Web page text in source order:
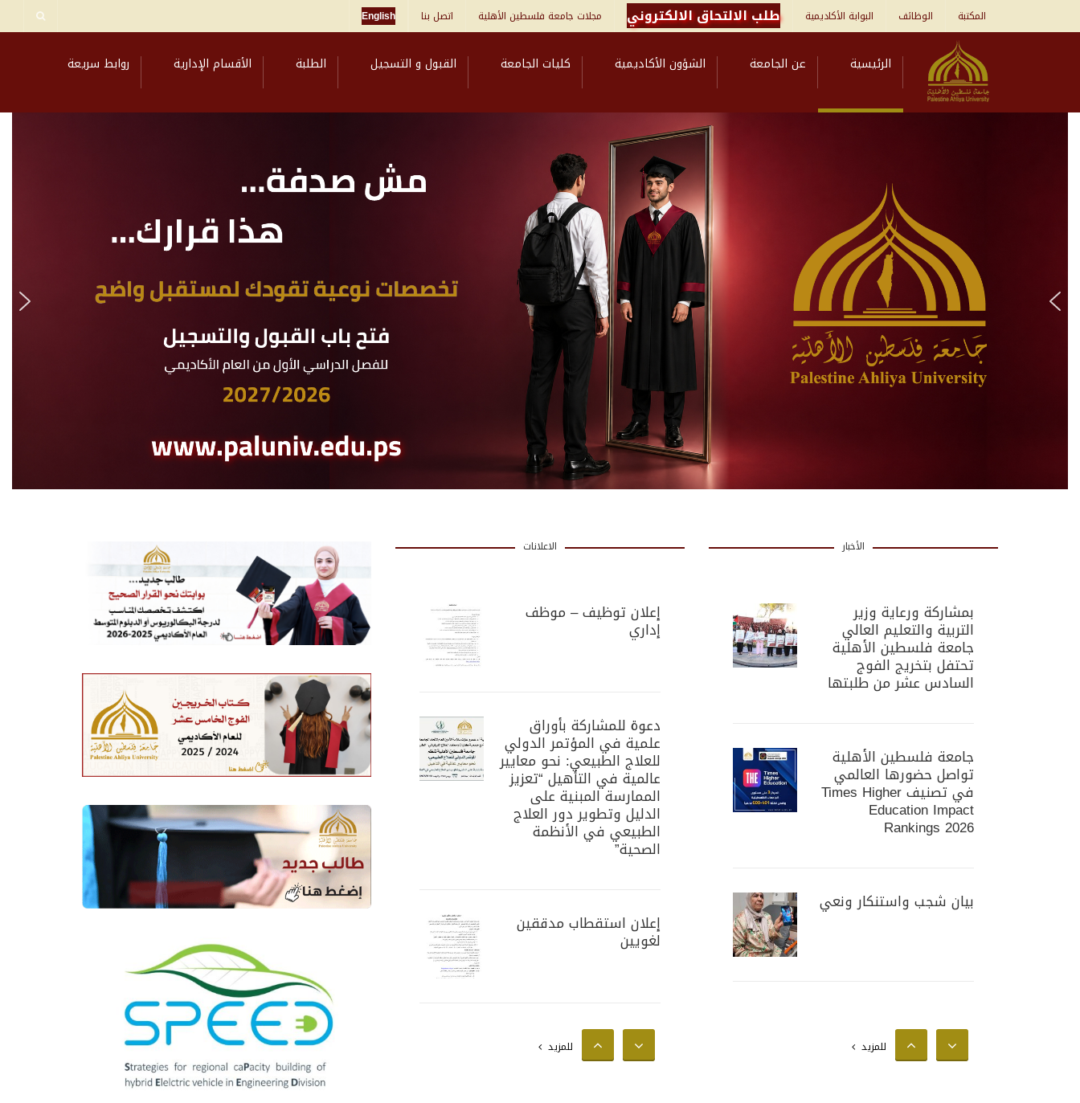
المكتبة الوظائف البوابة الأكاديمية طلب الالتحاق الالكتروني مجلات جامعة فلسطين الأهلية اتصل بنا English
الرئيسية عن الجامعة الشؤون الأكاديمية كليات الجامعة القبول و التسجيل الطلبة الأقسام الإدارية روابط سريعة
الاعلانات
إعلان توظيف – موظف
إداري
دعوة للمشاركة بأوراق
علمية في المؤتمر الدولي
للعلاج الطبيعي: نحو معايير
عالمية في التأهيل “تعزيز
الممارسة المبنية على
الدليل وتطوير دور العلاج
الطبيعي في الأنظمة
الصحية”
إعلان استقطاب مدققين
لغويين
إعلان استقطاب محللين
إحصائيين للمزيد
الأخبار
بمشاركة ورعاية وزير
التربية والتعليم العالي
جامعة فلسطين الأهلية
تحتفل بتخريج الفوج
السادس عشر من طلبتها
جامعة فلسطين الأهلية
تواصل حضورها العالمي
في تصنيف Times Higher
Education Impact
Rankings 2026
بيان شجب واستنكار ونعي
تستضيف وزير الزراعة
الفلسطيني لبحث سبل
تعزيز التعاون المشترك في
للمزيد